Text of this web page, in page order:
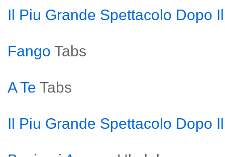
Il Piu Grande Spettacolo Dopo
Fango Tabs
A Te Tabs
Il Piu Grande Spettacolo Dopo